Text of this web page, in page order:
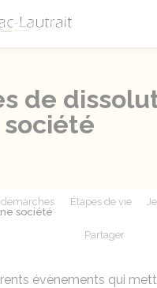
de
démarches Étapes de vie
société
Partager
évènements qui